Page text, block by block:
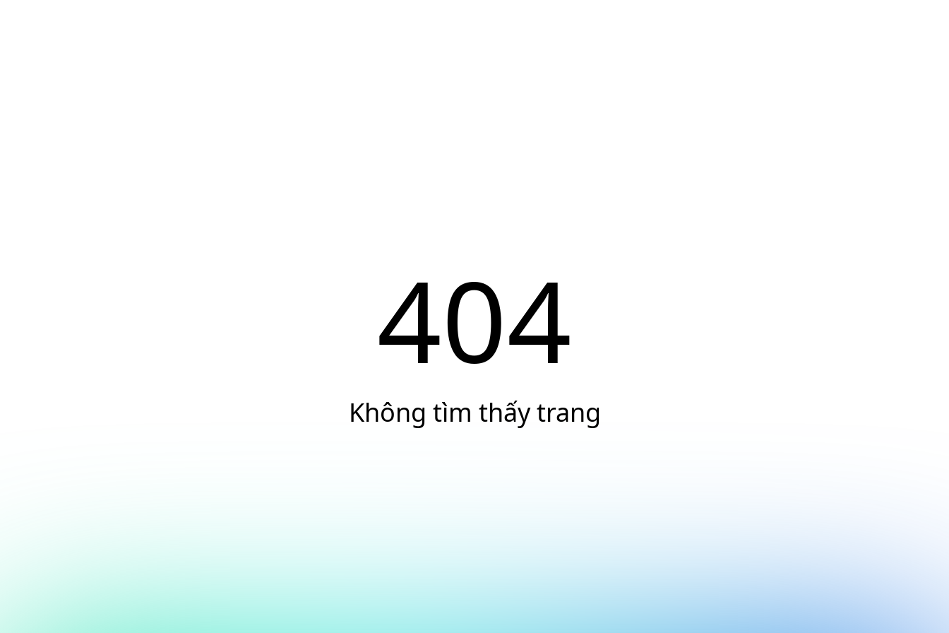
404
Không tìm thấy trang